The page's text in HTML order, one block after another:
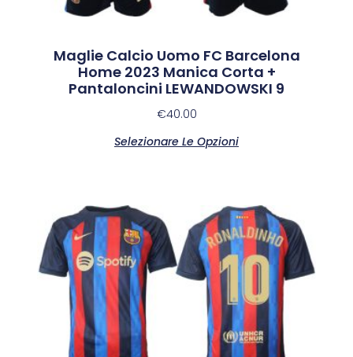
Maglie Calcio Uomo FC Barcelona
Home 2023 Manica Corta +
Pantaloncini LEWANDOWSKI 9
€40.00
Selezionare Le Opzioni